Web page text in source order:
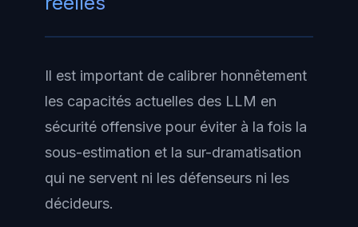
Il est important de calibrer honnêtement
les capacités actuelles des LLM en
sécurité offensive pour éviter à la fois la
sous-estimation et la sur-dramatisation
qui ne servent ni les défenseurs ni les
décideurs.